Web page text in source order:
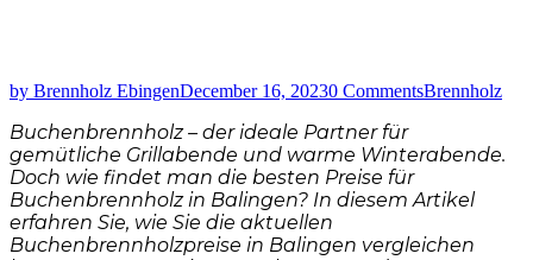
by Brennholz EbingenDecember 16, 20230 CommentsBrennholz
Buchenbrennholz – der ideale Partner für
gemütliche Grillabende und warme Winterabende.
Doch wie findet man die besten Preise für
Buchenbrennholz in Balingen? In diesem Artikel
erfahren Sie, wie Sie die aktuellen
Buchenbrennholzpreise in Balingen vergleichen